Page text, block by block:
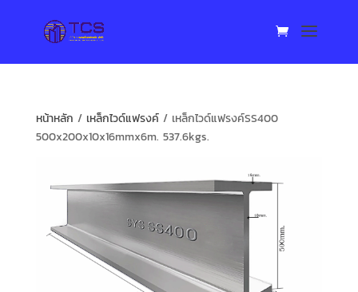
หน้าหลัก / เหล็กไวด์แฟรงค์/ เหล็กไวด์แฟรงค์SS400
500x200x10x16mmx6m. 537.6kgs.